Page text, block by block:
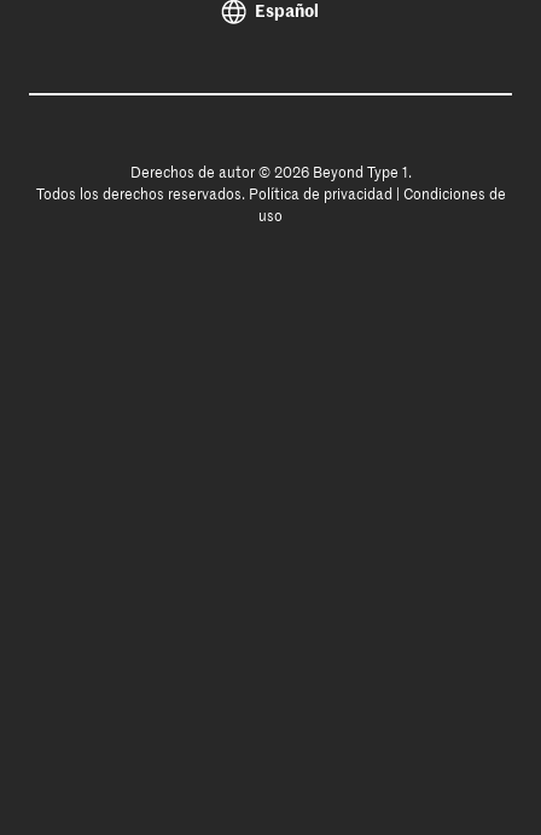
Español
Derechos de autor © 2026 Beyond Type 1.
Todos los derechos reservados. Política de privacidad
Condiciones de
uso